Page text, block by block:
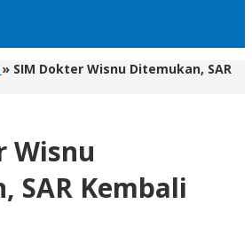
» SIM Dokter Wisnu Ditemukan, SAR
Wisnu
SAR Kembali